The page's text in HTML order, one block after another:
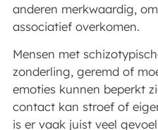
anderen merkwaardig,
associatief overkomen.
Mensen met
zonderling, geremd of
emoties kunnen beperkt
contact kan stroef of
is er vaak juist veel